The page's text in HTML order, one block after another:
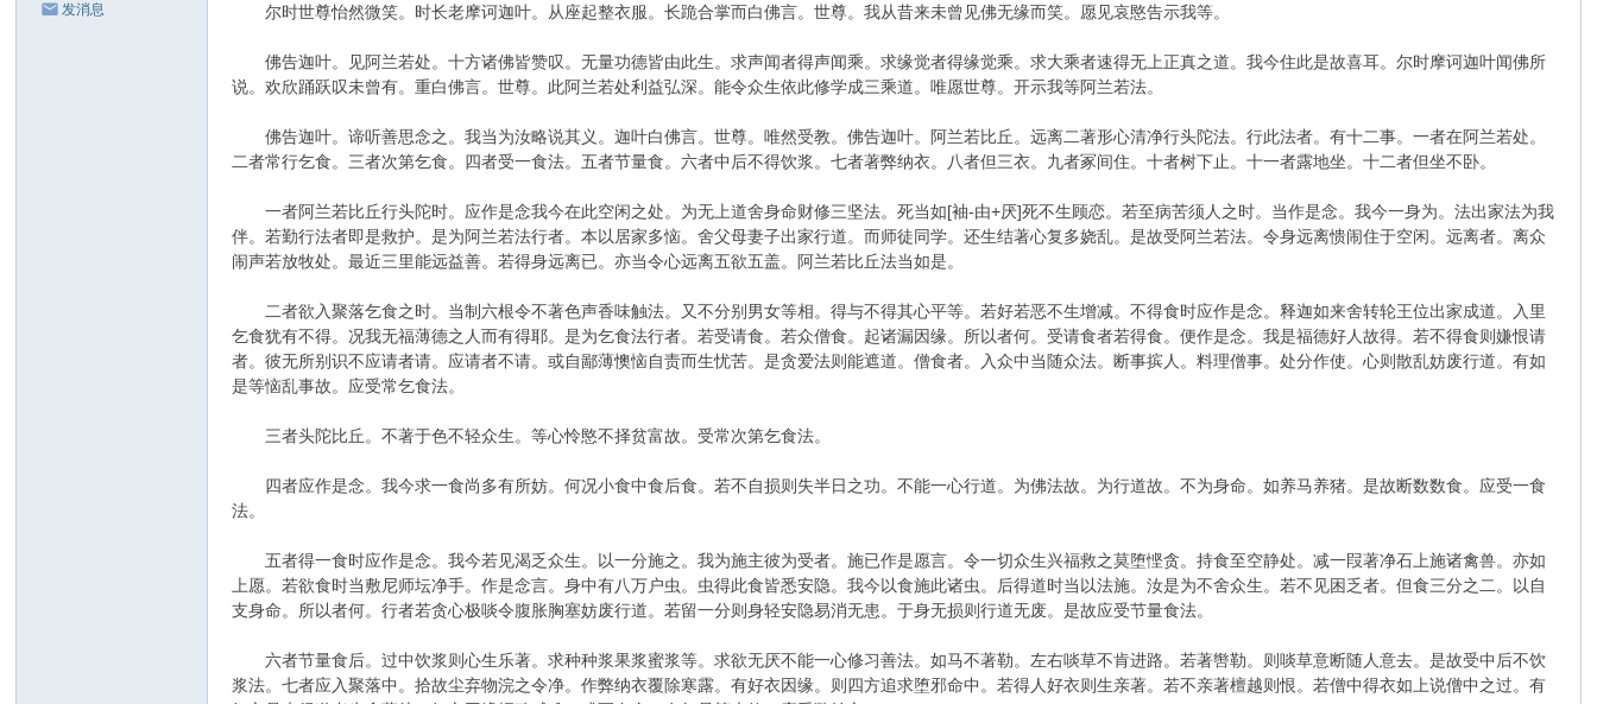
发消息 尔时世尊怡然微笑。时长老摩诃迦叶。从座起整衣服。长跪合掌而白佛言。世尊。我从昔来未曾见佛无缘而笑。愿见哀愍告示我等。
佛告迦叶。见阿兰若处。十方诸佛皆赞叹。无量功德皆由此生。求声闻者得声闻乘。求缘觉者得缘觉乘。求大乘者速得无上正真之道。我今住此是故喜耳。尔时摩诃迦叶闻佛所
说。欢欣踊跃叹未曾有。重白佛言。世尊。此阿兰若处利益弘深。能令众生依此修学成三乘道。唯愿世尊。开示我等阿兰若法。
佛告迦叶。谛听善思念之。我当为汝略说其义。迦叶白佛言。世尊。唯然受教。佛告迦叶。阿兰若比丘。远离二著形心清净行头陀法。行此法者。有十二事。一者在阿兰若处。
二者常行乞食。三者次第乞食。四者受一食法。五者节量食。六者中后不得饮浆。七者著弊纳衣。八者但三衣。九者冢间住。十者树下止。十一者露地坐。十二者但坐不卧。
一者阿兰若比丘行头陀时。应作是念我今在此空闲之处。为无上道舍身命财修三坚法。死当如[袖-由+厌]死不生顾恋。若至病苦须人之时。当作是念。我今一身为。法出家法为我
伴。若勤行法者即是救护。是为阿兰若法行者。本以居家多恼。舍父母妻子出家行道。而师徒同学。还生结著心复多娆乱。是故受阿兰若法。令身远离愦闹住于空闲。远离者。离众
闹声若放牧处。最近三里能远益善。若得身远离已。亦当令心远离五欲五盖。阿兰若比丘法当如是。
二者欲入聚落乞食之时。当制六根令不著色声香味触法。又不分别男女等相。得与不得其心平等。若好若恶不生增减。不得食时应作是念。释迦如来舍转轮王位出家成道。入里
乞食犹有不得。况我无福薄德之人而有得耶。是为乞食法行者。若受请食。若众僧食。起诸漏因缘。所以者何。受请食者若得食。便作是念。我是福德好人故得。若不得食则嫌恨请
者。彼无所别识不应请者请。应请者不请。或自鄙薄懊恼自责而生忧苦。是贪爱法则能遮道。僧食者。入众中当随众法。断事摈人。料理僧事。处分作使。心则散乱妨废行道。有如
是等恼乱事故。应受常乞食法。
三者头陀比丘。不著于色不轻众生。等心怜愍不择贫富故。受常次第乞食法。
四者应作是念。我今求一食尚多有所妨。何况小食中食后食。若不自损则失半日之功。不能一心行道。为佛法故。为行道故。不为身命。如养马养猪。是故断数数食。应受一食
法。
五者得一食时应作是念。我今若见渴乏众生。以一分施之。我为施主彼为受者。施已作是愿言。令一切众生兴福救之莫堕悭贪。持食至空静处。减一叚著净石上施诸禽兽。亦如
上愿。若欲食时当敷尼师坛净手。作是念言。身中有八万户虫。虫得此食皆悉安隐。我今以食施此诸虫。后得道时当以法施。汝是为不舍众生。若不见困乏者。但食三分之二。以自
支身命。所以者何。行者若贪心极啖令腹胀胸塞妨废行道。若留一分则身轻安隐易消无患。于身无损则行道无废。是故应受节量食法。
六者节量食后。过中饮浆则心生乐著。求种种浆果浆蜜浆等。求欲无厌不能一心修习善法。如马不著勒。左右啖草不肯进路。若著辔勒。则啖草意断随人意去。是故受中后不饮
浆法。七者应入聚落中。拾故尘弃物浣之令净。作弊纳衣覆除寒露。有好衣因缘。则四方追求堕邪命中。若得人好衣则生亲著。若不亲著檀越则恨。若僧中得衣如上说僧中之过。有